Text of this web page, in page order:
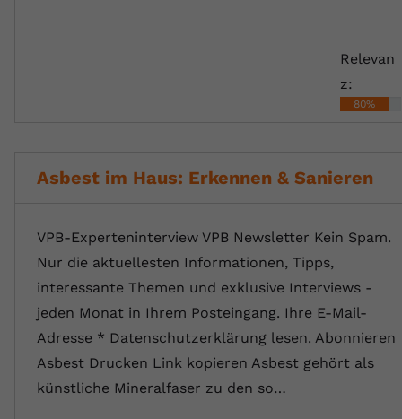
Relevan
z:
80%
Asbest im Haus: Erkennen & Sanieren
VPB-Experteninterview VPB Newsletter Kein Spam.
Nur die aktuellesten Informationen, Tipps,
interessante Themen und exklusive Interviews -
jeden Monat in Ihrem Posteingang. Ihre E-Mail-
Adresse * Datenschutzerklärung lesen. Abonnieren
Asbest Drucken Link kopieren Asbest gehört als
künstliche Mineralfaser zu den so…